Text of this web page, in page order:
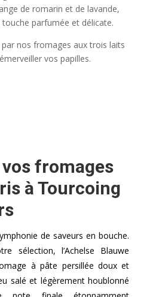
de romarin et de lavande,
parfumée et délicate.
nos fromages aux trois laits
vos papilles.
fromages
à Tourcoing
de saveurs en bouche.
sélection, l’Achelse Blauwe
à pâte persillée doux et
salé et légèrement houblonné